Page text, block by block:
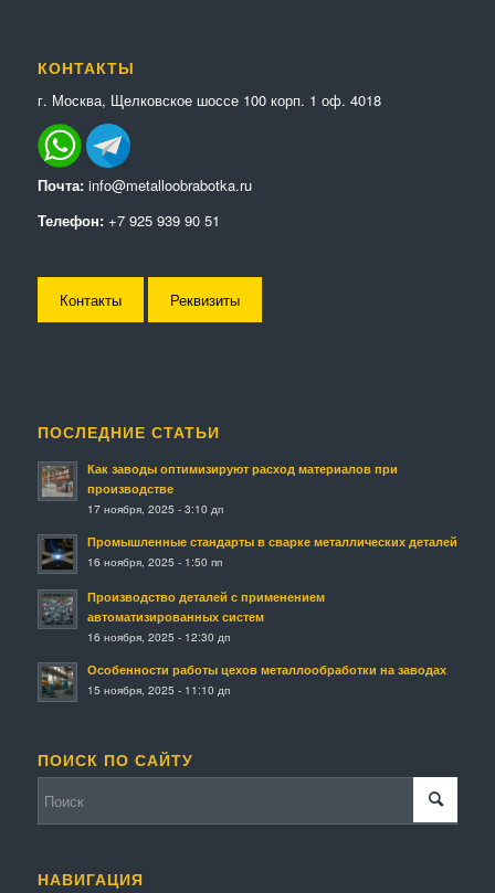
КОНТАКТЫ
г. Москва, Щелковское шоссе 100 корп. 1 оф. 4018
Почта: info@metalloobrabotka.ru
Телефон: +7 925 939 90 51
Контакты Реквизиты
ПОСЛЕДНИЕ СТАТЬИ
Как заводы оптимизируют расход материалов при
производстве
17 ноября, 2025 - 3:10 дп
Промышленные стандарты в сварке металлических деталей
16 ноября, 2025 - 1:50 пп
Производство деталей с применением
автоматизированных систем
16 ноября, 2025 - 12:30 дп
Особенности работы цехов металлообработки на заводах
15 ноября, 2025 - 11:10 дп
ПОИСК ПО САЙТУ
НАВИГАЦИЯ